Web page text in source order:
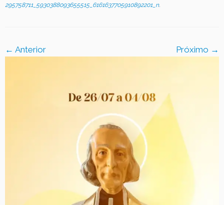
295758711_5930388093655515_6161637705910892201_n.
← Anterior Próximo →